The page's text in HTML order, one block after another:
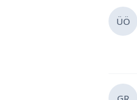
ÜÖ